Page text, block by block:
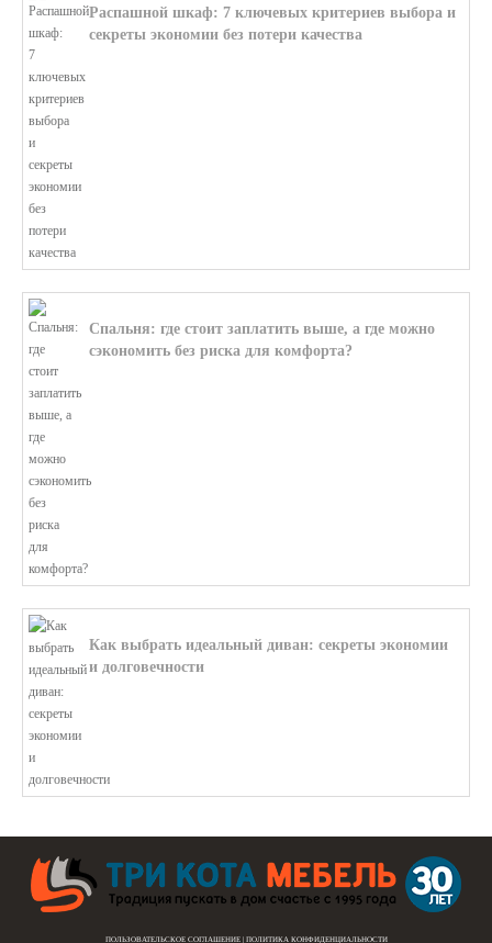
Распашной шкаф: 7 ключевых критериев выбора и
секреты экономии без потери качества
Спальня: где стоит заплатить выше, а где можно
сэкономить без риска для комфорта?
Как выбрать идеальный диван: секреты экономии
и долговечности
ПОЛЬЗОВАТЕЛЬСКОЕ СОГЛАШЕНИЕ| ПОЛИТИКА КОНФИДЕНЦИАЛЬНОСТИ